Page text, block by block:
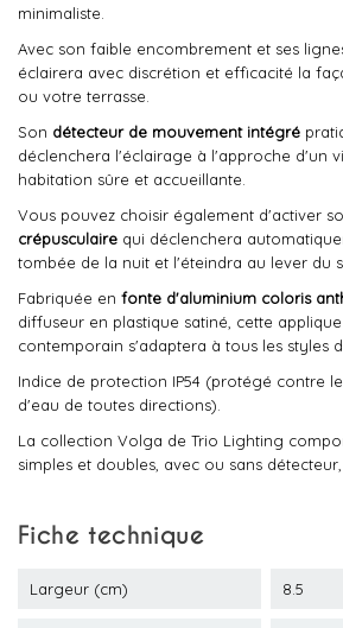
minimaliste.
Avec son faible encombrement et ses
éclairera avec discrétion et efficacité la
ou votre terrasse.
Son détecteur de mouvement intégré
déclenchera l'éclairage à l'approche d'un
habitation sûre et accueillante.
Vous pouvez choisir également d'activer
crépusculaire qui déclenchera
tombée de la nuit et l'éteindra au lever du
Fabriquée en fonte d'aluminium coloris
diffuseur en plastique satiné, cette
contemporain s'adaptera à tous les styles
Indice de protection IP54 (protégé contre
d'eau de toutes directions).
La collection Volga de Trio Lighting
simples et doubles, avec ou sans
Fiche technique
Largeur (cm) 8.5